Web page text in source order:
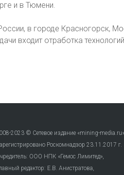
и в Тюмени.
в городе Красногорск,
входит отработка
2023 © Сетевое издание «mining-media.ru»
Роскомнадзор 23.11.2017
ООО НПК «Гемос Лимитед»,
редактор: Е.В. Анистратова,